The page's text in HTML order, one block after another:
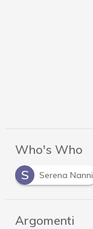
Who's Who
S
Serena Nanni
Argomenti